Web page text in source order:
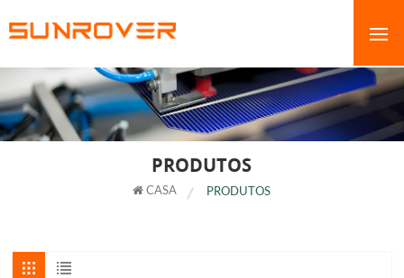
PRODUTOS
CASA PRODUTOS